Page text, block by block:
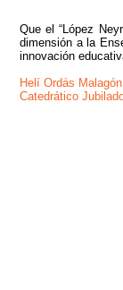
Que el “López
dimensión a la
innovación
Helí Ordás Malagón
Catedrático